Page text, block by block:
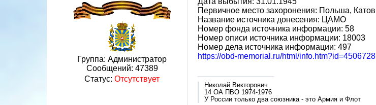
Группа: Администратор
Сообщений: 47389
Статус: Отсутствует
Первичное место захоронения: Польша,
Название источника донесения: ЦАМО
Номер фонда источника информации: 58
Номер описи источника информации: 18003
Номер дела источника информации: 497
https://obd-memorial.ru/html/info.htm?id=4506728
Николай Викторович
14 ОА ПВО 1974-1976
У России только два союзника - это Армия и Флот